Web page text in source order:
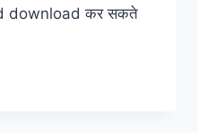
download कर सकते